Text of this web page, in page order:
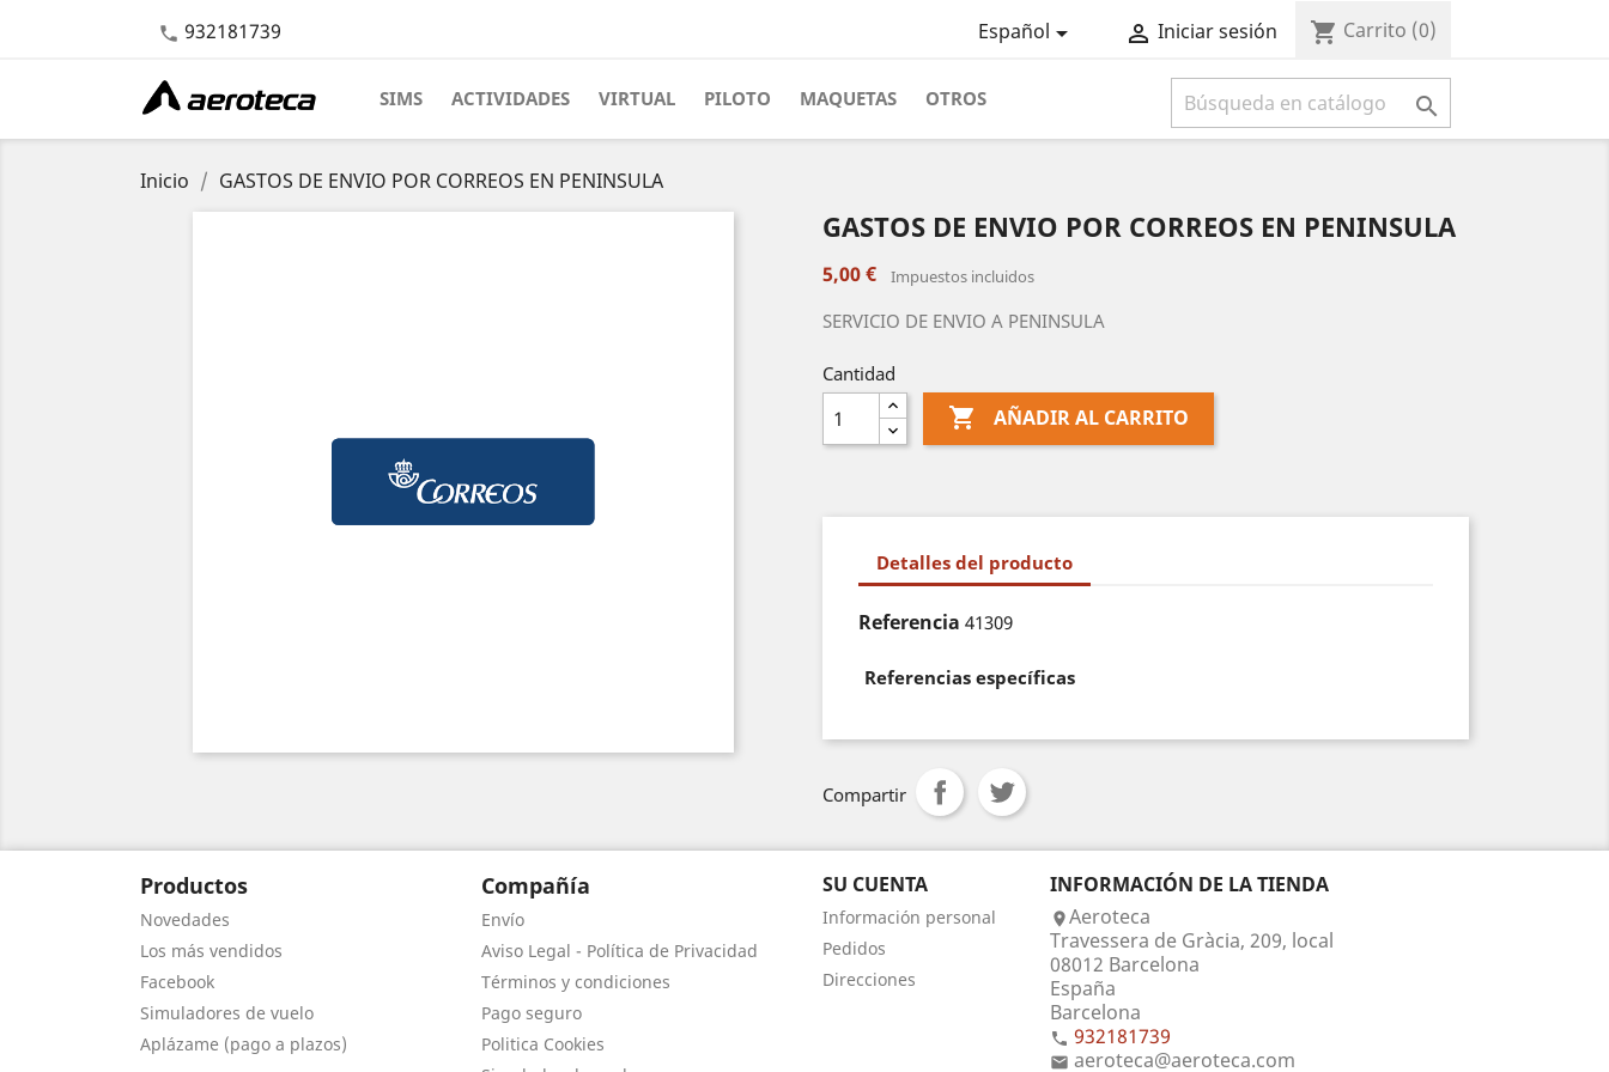
 932181739 Español  Iniciar sesión shopping_cart Carrito (0)
SIMS ACTIVIDADES VIRTUAL PILOTO MAQUETAS OTROS 
Inicio GASTOS DE ENVIO POR CORREOS EN PENINSULA
GASTOS DE ENVIO POR CORREOS EN PENINSULA
5,00 € Impuestos incluidos
SERVICIO DE ENVIO A PENINSULA
Cantidad
 AÑADIR AL CARRITO
Detalles del producto
Referencia 41309
Referencias específicas
Compartir
Productos
Novedades
Los más vendidos
Facebook
Simuladores de vuelo
Aplázame (pago a plazos)
Compañía
Envío
Aviso Legal - Política de Privacidad
Términos y condiciones
Pago seguro
Politica Cookies
SU CUENTA
Información personal
Pedidos
Direcciones
INFORMACIÓN DE LA TIENDA
Aeroteca
Travessera de Gràcia, 209, local
08012 Barcelona
España
Barcelona
 932181739
 aeroteca@aeroteca.com